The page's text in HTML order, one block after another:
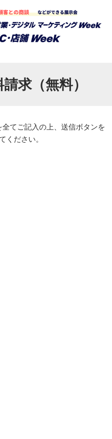
求（無料）
てご記入の上、送信ボタンを
ください。